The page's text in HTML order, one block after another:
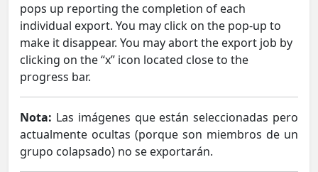
pops up reporting the completion of each
individual export. You may click on the pop-up to
make it disappear. You may abort the export job by
clicking on the “x” icon located close to the
progress bar.
Nota: Las imágenes que están seleccionadas pero
actualmente ocultas (porque son miembros de un
grupo colapsado) no se exportarán.